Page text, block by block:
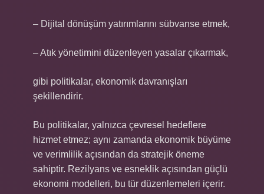
– Dijital dönüşüm yatırımlarını sübvanse etmek,
– Atık yönetimini düzenleyen yasalar çıkarmak,
gibi politikalar, ekonomik davranışları
şekillendirir.
Bu politikalar, yalnızca çevresel hedeflere
hizmet etmez; aynı zamanda ekonomik büyüme
ve verimlilik açısından da stratejik öneme
sahiptir. Rezilyans ve esneklik açısından güçlü
ekonomi modelleri, bu tür düzenlemeleri içerir.